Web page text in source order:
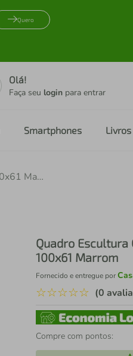
Quero
Olá!
Faça seu login para entrar
Smartphones Livros
Quadro Escultura Cabeça Veado One Line 100x61 Marrom
Quadro Escultura
100x61 Marrom
Fornecido e entregue por
☆☆☆☆☆ (0
Compre com pontos: